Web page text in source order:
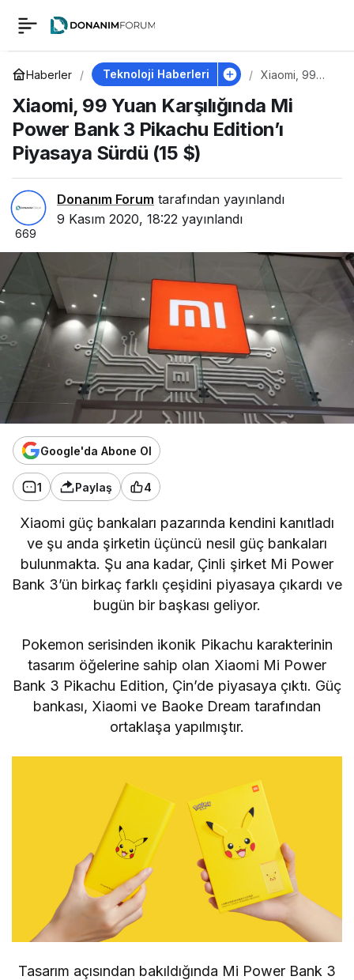
Haberler Teknoloji Haberleri
Xiaomi, 99
Karşılığında
Mi Power
Bank 3
Sürdü (15 $)
Xiaomi, 99 Yuan Karşılığında Mi
Power Bank 3 Pikachu Edition’ı
Piyasaya Sürdü (15 $)
Donanım Forum tarafından yayınlandı
9 Kasım 2020, 18:22 yayınlandı
669
Google'da Abone Ol
1 Paylaş 4
Xiaomi güç bankaları pazarında kendini kanıtladı
ve şu anda şirketin üçüncü nesil güç bankaları
bulunmakta. Şu ana kadar, Çinli şirket Mi Power
Bank 3’ün birkaç farklı çeşidini piyasaya çıkardı ve
bugün bir başkası geliyor.
Pokemon serisinden ikonik Pikachu karakterinin
tasarım öğelerine sahip olan Xiaomi Mi Power
Bank 3 Pikachu Edition, Çin’de piyasaya çıktı. Güç
bankası, Xiaomi ve Baoke Dream tarafından
ortaklaşa yapılmıştır.
Tasarım açısından bakıldığında Mi Power Bank 3
Xiaomi, 99 Yuan
Karşılığında Mi Power
Bank 3 Pikachu
Edition’ı Piyasaya
Sürdü (15 $)